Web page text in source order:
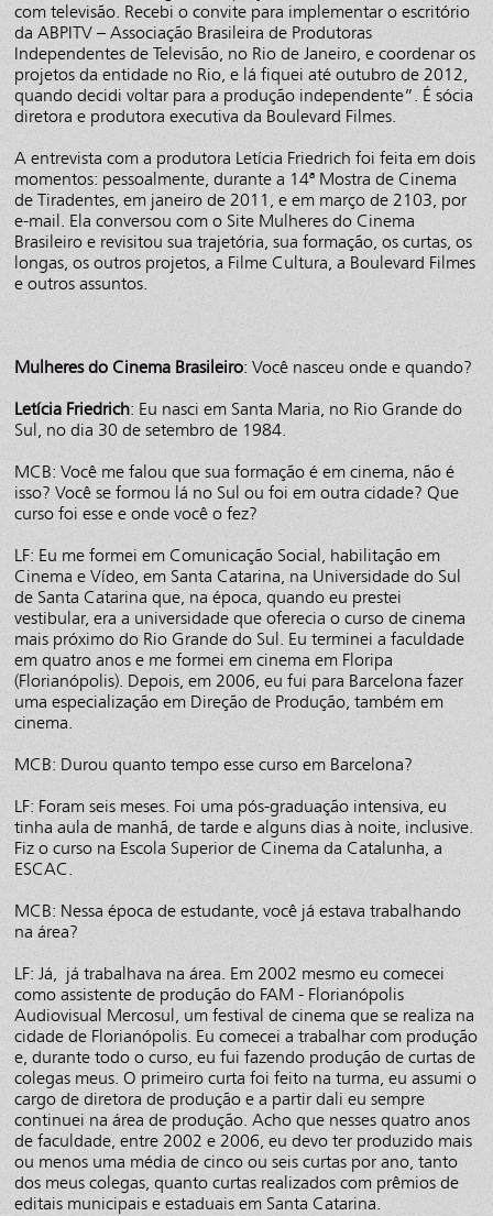
com televisão. Recebi o convite para implementar o escritório
da ABPITV – Associação Brasileira de Produtoras
Independentes de Televisão, no Rio de Janeiro, e coordenar os
projetos da entidade no Rio, e lá fiquei até outubro de 2012,
quando decidi voltar para a produção independente”. É sócia
diretora e produtora executiva da Boulevard Filmes.
A entrevista com a produtora Letícia Friedrich foi feita em dois
momentos: pessoalmente, durante a 14ª Mostra de Cinema
de Tiradentes, em janeiro de 2011, e em março de 2103, por
e-mail. Ela conversou com o Site Mulheres do Cinema
Brasileiro e revisitou sua trajetória, sua formação, os curtas, os
longas, os outros projetos, a Filme Cultura, a Boulevard Filmes
e outros assuntos.
Mulheres do Cinema Brasileiro: Você nasceu onde e quando?
Letícia Friedrich: Eu nasci em Santa Maria, no Rio Grande do
Sul, no dia 30 de setembro de 1984.
MCB: Você me falou que sua formação é em cinema, não é
isso? Você se formou lá no Sul ou foi em outra cidade? Que
curso foi esse e onde você o fez?
LF: Eu me formei em Comunicação Social, habilitação em
Cinema e Vídeo, em Santa Catarina, na Universidade do Sul
de Santa Catarina que, na época, quando eu prestei
vestibular, era a universidade que oferecia o curso de cinema
mais próximo do Rio Grande do Sul. Eu terminei a faculdade
em quatro anos e me formei em cinema em Floripa
(Florianópolis). Depois, em 2006, eu fui para Barcelona fazer
uma especialização em Direção de Produção, também em
cinema.
MCB: Durou quanto tempo esse curso em Barcelona?
LF: Foram seis meses. Foi uma pós-graduação intensiva, eu
tinha aula de manhã, de tarde e alguns dias à noite, inclusive.
Fiz o curso na Escola Superior de Cinema da Catalunha, a
ESCAC.
MCB: Nessa época de estudante, você já estava trabalhando
na área?
LF: Já, já trabalhava na área. Em 2002 mesmo eu comecei
como assistente de produção do FAM - Florianópolis
Audiovisual Mercosul, um festival de cinema que se realiza na
cidade de Florianópolis. Eu comecei a trabalhar com produção
e, durante todo o curso, eu fui fazendo produção de curtas de
colegas meus. O primeiro curta foi feito na turma, eu assumi o
cargo de diretora de produção e a partir dali eu sempre
continuei na área de produção. Acho que nesses quatro anos
de faculdade, entre 2002 e 2006, eu devo ter produzido mais
ou menos uma média de cinco ou seis curtas por ano, tanto
dos meus colegas, quanto curtas realizados com prêmios de
editais municipais e estaduais em Santa Catarina.